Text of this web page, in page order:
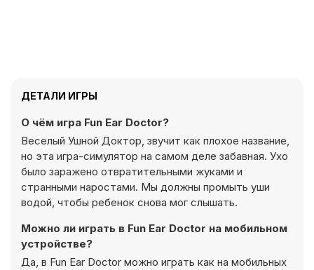
ДЕТАЛИ ИГРЫ
О чём игра Fun Ear Doctor?
Веселый Ушной Доктор, звучит как плохое название,
но эта игра-симулятор на самом деле забавная. Ухо
было заражено отвратительными жуками и
странными наростами. Мы должны промыть уши
водой, чтобы ребенок снова мог слышать.
Можно ли играть в Fun Ear Doctor на мобильном
устройстве?
Да, в Fun Ear Doctor можно играть как на мобильных